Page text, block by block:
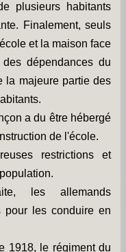
plusieurs habitants
Finalement, seuls
et la maison face
dépendances du
la majeure partie des
a du être hébergé
de l'école.
restrictions et
les allemands
pour les conduire en
1918, le régiment du